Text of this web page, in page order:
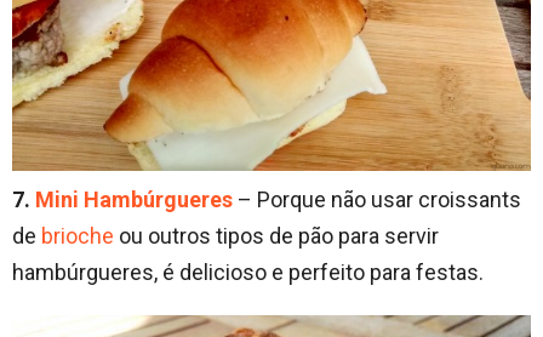
7. Mini Hambúrgueres – Porque não usar croissants
de brioche ou outros tipos de pão para servir
hambúrgueres, é delicioso e perfeito para festas.